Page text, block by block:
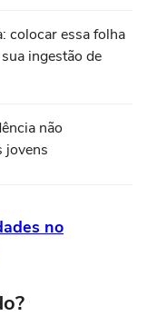
colocar essa folha
ingestão de
não
jovens
no